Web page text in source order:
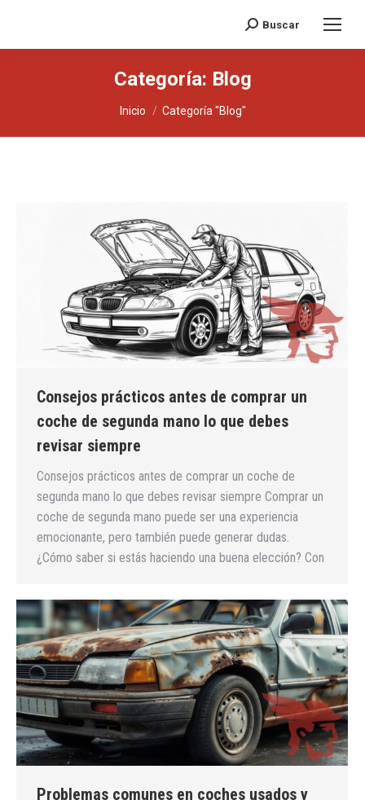
Buscar:Buscar
Categoría: Blog
Estás aquí:
Inicio Categoría "Blog"
Consejos prácticos antes de comprar un
coche de segunda mano lo que debes
revisar siempre
Consejos prácticos antes de comprar un coche de
segunda mano lo que debes revisar siempre Comprar un
coche de segunda mano puede ser una experiencia
emocionante, pero también puede generar dudas.
¿Cómo saber si estás haciendo una buena elección? Con
Problemas comunes en coches usados y